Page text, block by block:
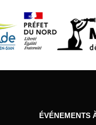
ÉVÉNEMENTS